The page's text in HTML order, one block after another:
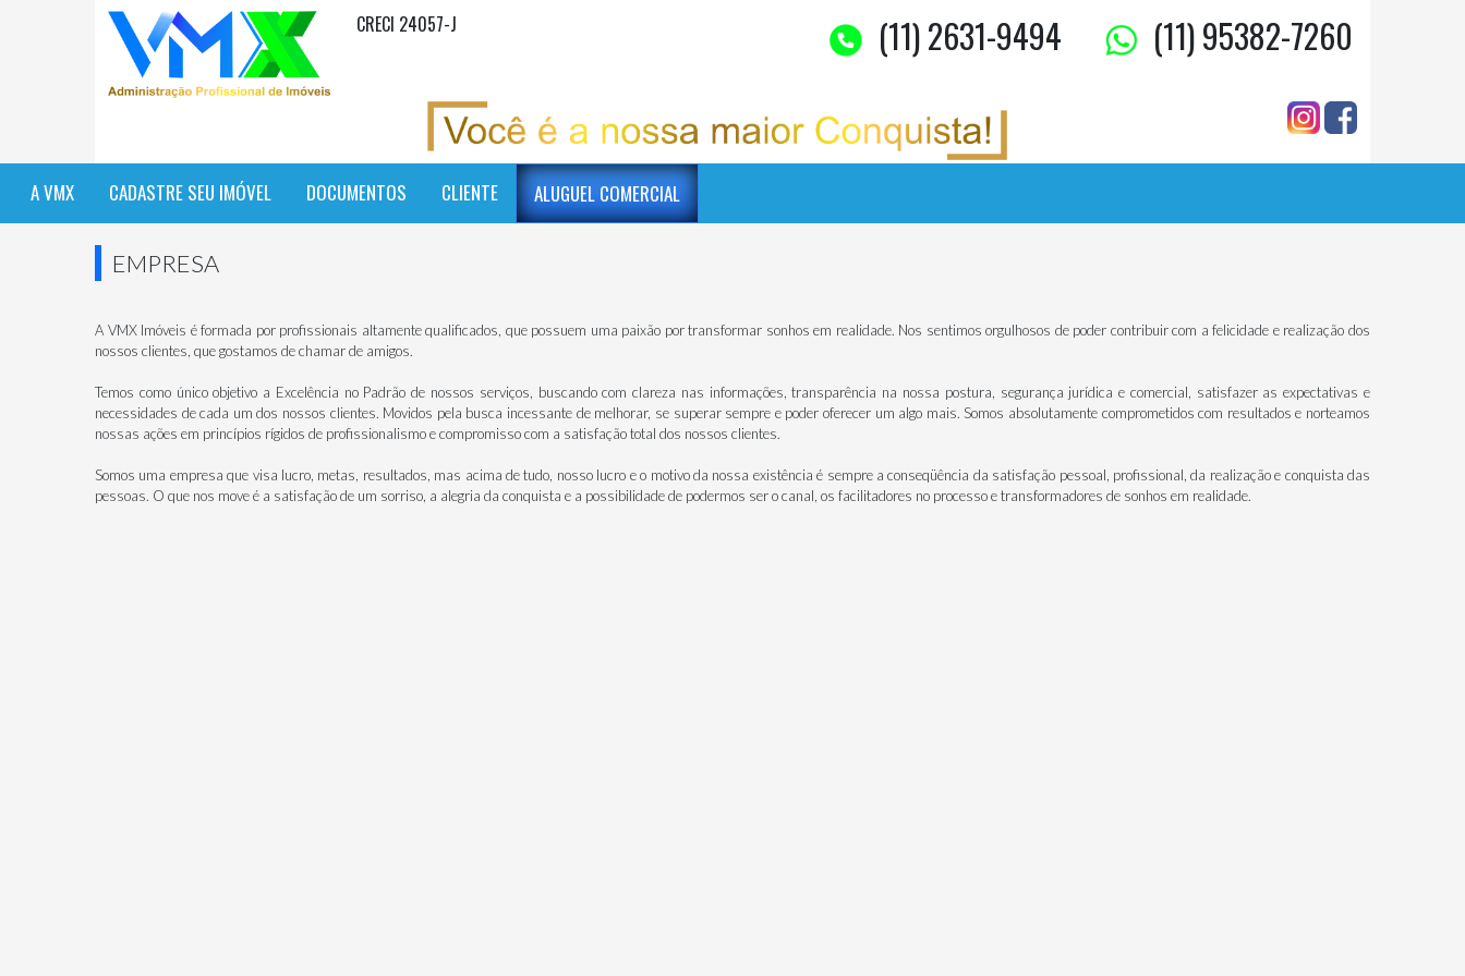
CRECI 24057-J (11) 2631-9494 (11) 95382-7260
A VMX CADASTRE SEU IMÓVEL DOCUMENTOS CLIENTE ALUGUEL COMERCIAL
EMPRESA
A VMX Imóveis é formada por profissionais altamente qualificados, que possuem uma paixão por transformar sonhos em realidade. Nos sentimos orgulhosos de poder contribuir com a felicidade e realização dos
nossos clientes, que gostamos de chamar de amigos.
Temos como único objetivo a Excelência no Padrão de nossos serviços, buscando com clareza nas informações, transparência na nossa postura, segurança jurídica e comercial, satisfazer as expectativas e
necessidades de cada um dos nossos clientes. Movidos pela busca incessante de melhorar, se superar sempre e poder oferecer um algo mais. Somos absolutamente comprometidos com resultados e norteamos
nossas ações em princípios rígidos de profissionalismo e compromisso com a satisfação total dos nossos clientes.
Somos uma empresa que visa lucro, metas, resultados, mas acima de tudo, nosso lucro e o motivo da nossa existência é sempre a conseqüência da satisfação pessoal, profissional, da realização e conquista das
pessoas. O que nos move é a satisfação de um sorriso, a alegria da conquista e a possibilidade de podermos ser o canal, os facilitadores no processo e transformadores de sonhos em realidade.